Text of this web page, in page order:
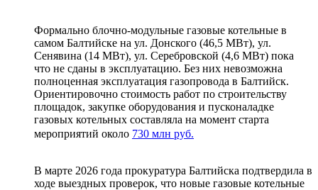
Формально блочно-модульные газовые котельные в
самом Балтийске на ул. Донского (46,5 МВт), ул.
Сенявина (14 МВт), ул. Серебровской (4,6 МВт) пока
что не сданы в эксплуатацию. Без них невозможна
полноценная эксплуатация газопровода в Балтийск.
Ориентировочно стоимость работ по строительству
площадок, закупке оборудования и пусконаладке
газовых котельных составляла на момент старта
мероприятий около 730 млн руб.
В марте 2026 года прокуратура Балтийска подтвердила в
ходе выездных проверок, что новые газовые котельные